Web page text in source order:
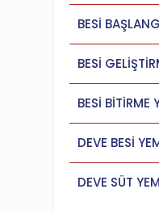
BESİ
BESİ
BESİ BİTİRME
DEVE BESİ
DEVE SÜT